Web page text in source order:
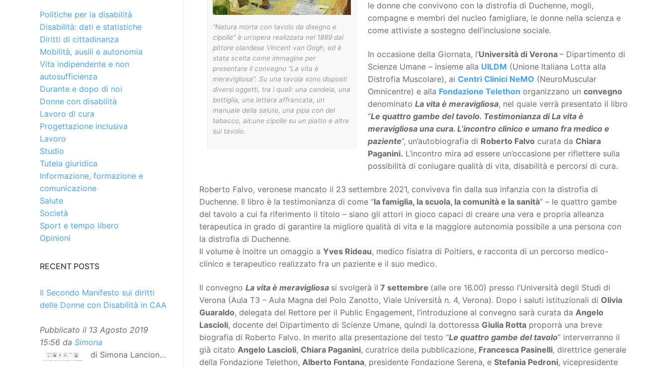
“Natura morta con tavolo da disegno e
cipolle” è un’opera realizzata nel 1889 dal
pittore olandese Vincent van Gogh, ed è
stata scelta come immagine per
presentare il convegno “La vita è
meravigliosa”. Su una tavola sono disposti
diversi oggetti, tra i quali: una candela, una
bottiglia, una lettera affrancata, un
manuale della salute, una pipa con del
tabacco, alcune cipolle su un piatto e altre
sul tavolo.
le donne che convivono con la distrofia di Duchenne, mogli,
compagne e membri del nucleo famigliare, le donne nella scienza e
come attiviste a sostegno dell’inclusione sociale.
In occasione della Giornata, l’Università di Verona – Dipartimento di
Scienze Umane – insieme alla UILDM (Unione Italiana Lotta alla
Distrofia Muscolare), ai Centri Clinici NeMO (NeuroMuscular
Omnicentre) e alla Fondazione Telethon organizzano un convegno
denominato La vita è meravigliosa, nel quale verrà presentato il libro
“Le quattro gambe del tavolo. Testimonianza diLa vita è
meravigliosa una cura. L’incontro clinico e umano fra medico e
paziente”, un’autobiografia di Roberto Falvo curata da Chiara
Paganini. L’incontro mira ad essere un’occasione per riflettere sulla
possibilità di coniugare qualità di vita, disabilità e percorsi di cura.
Roberto Falvo, veronese mancato il 23 settembre 2021, conviveva fin dalla sua infanzia con la distrofia di
Duchenne. Il libro è la testimonianza di come “la famiglia, la scuola, la comunità e la sanità” – le quattro gambe
del tavolo a cui fa riferimento il titolo – siano gli attori in gioco capaci di creare una vera e propria alleanza
terapeutica in grado di garantire la migliore qualità di vita e la maggiore autonomia possibile a una persona con
la distrofia di Duchenne.
Il volume è inoltre un omaggio a Yves Rideau, medico fisiatra di Poitiers, e racconta di un percorso medico-
clinico e terapeutico realizzato fra un paziente e il suo medico.
Il convegno La vita è meravigliosa si svolgerà il 7 settembre (alle ore 16.00) presso l’Università degli Studi di
Verona (Aula T3 – Aula Magna del Polo Zanotto, Viale Università n. 4, Verona). Dopo i saluti istituzionali di Olivia
Guaraldo, delegata del Rettore per il Public Engagement, l’introduzione al convegno sarà curata da Angelo
Lascioli, docente del Dipartimento di Scienze Umane, quindi la dottoressa Giulia Rotta proporrà una breve
biografia di Roberto Falvo. In merito alla presentazione del testo “Le quattro gambe del tavolo” interverranno il
già citato Angelo Lascioli, Chiara Paganini, curatrice della pubblicazione, Francesca Pasinelli, direttrice generale
della Fondazione Telethon, Alberto Fontana, presidente Fondazione Serena, e Stefania Pedroni, vicepresidente
Politiche per la disabilità
Disabilità: dati e statistiche
Diritti di cittadinanza
Mobilità, ausili e autonomia
Vita indipendente e non
autosufficienza
Durante e dopo di noi
Donne con disabilità
Lavoro di cura
Progettazione inclusiva
Lavoro
Studio
Tutela giuridica
Informazione, formazione e
comunicazione
Salute
Società
Sport e tempo libero
Opinioni
RECENT POSTS
Il Secondo Manifesto sui diritti
delle Donne con Disabilità in CAA
Pubblicato il 13 Agosto 2019
15:56 da Simona
di Simona Lancioni,